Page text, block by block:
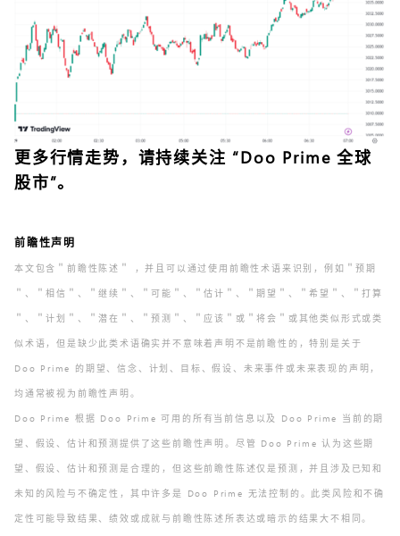
更多行情走势，请持续关注 “Doo Prime 全球
股市”。
前瞻性声明
本文包含＂前瞻性陈述＂ ，并且可以通过使用前瞻性术语来识别，例如＂预期
＂、＂相信＂、＂继续＂、＂可能＂、＂估计＂、＂期望＂、＂希望＂、＂打算
＂、＂计划＂、＂潜在＂、＂预测＂、＂应该＂或＂将会＂或其他类似形式或类
似术语，但是缺少此类术语确实并不意味着声明不是前瞻性的，特别是关于
Doo Prime 的期望、信念、计划、目标、假设、未来事件或未来表现的声明，
均通常被视为前瞻性声明。
Doo Prime 根据 Doo Prime 可用的所有当前信息以及 Doo Prime 当前的期
望、假设、估计和预测提供了这些前瞻性声明。尽管 Doo Prime 认为这些期
望、假设、估计和预测是合理的，但这些前瞻性陈述仅是预测，并且涉及已知和
未知的风险与不确定性，其中许多是 Doo Prime 无法控制的。此类风险和不确
定性可能导致结果、绩效或成就与前瞻性陈述所表达或暗示的结果大不相同。